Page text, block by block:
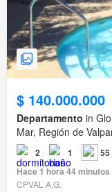
$ 140.000.000
Departamento in
Mar, Región de
2 1
55
Hace 1 hora 44 minutos
CPVAL A.G.